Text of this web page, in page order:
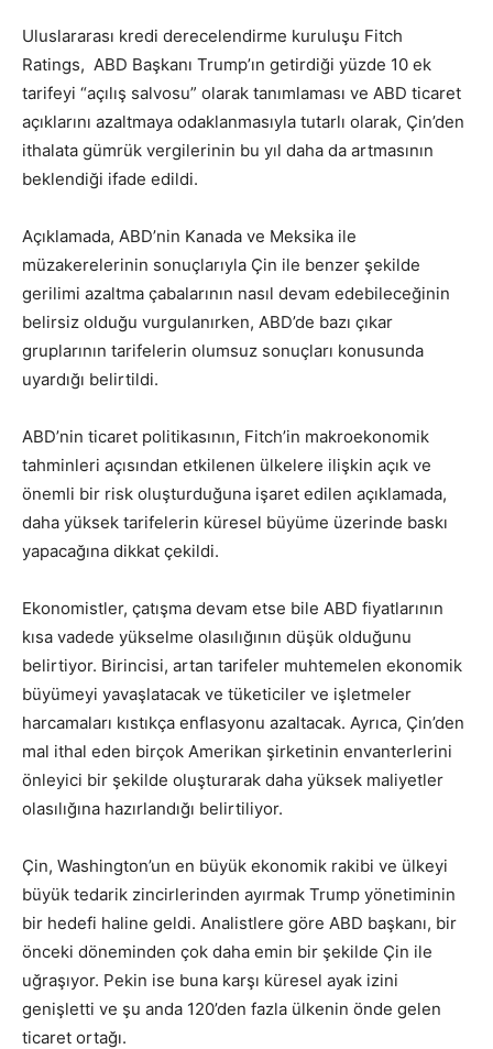
Uluslararası kredi derecelendirme kuruluşu Fitch
Ratings, ABD Başkanı Trump’ın getirdiği yüzde 10 ek
tarifeyi “açılış salvosu” olarak tanımlaması ve ABD ticaret
açıklarını azaltmaya odaklanmasıyla tutarlı olarak, Çin’den
ithalata gümrük vergilerinin bu yıl daha da artmasının
beklendiği ifade edildi.
Açıklamada, ABD’nin Kanada ve Meksika ile
müzakerelerinin sonuçlarıyla Çin ile benzer şekilde
gerilimi azaltma çabalarının nasıl devam edebileceğinin
belirsiz olduğu vurgulanırken, ABD’de bazı çıkar
gruplarının tarifelerin olumsuz sonuçları konusunda
uyardığı belirtildi.
ABD’nin ticaret politikasının, Fitch’in makroekonomik
tahminleri açısından etkilenen ülkelere ilişkin açık ve
önemli bir risk oluşturduğuna işaret edilen açıklamada,
daha yüksek tarifelerin küresel büyüme üzerinde baskı
yapacağına dikkat çekildi.
Ekonomistler, çatışma devam etse bile ABD fiyatlarının
kısa vadede yükselme olasılığının düşük olduğunu
belirtiyor. Birincisi, artan tarifeler muhtemelen ekonomik
büyümeyi yavaşlatacak ve tüketiciler ve işletmeler
harcamaları kıstıkça enflasyonu azaltacak. Ayrıca, Çin’den
mal ithal eden birçok Amerikan şirketinin envanterlerini
önleyici bir şekilde oluşturarak daha yüksek maliyetler
olasılığına hazırlandığı belirtiliyor.
Çin, Washington’un en büyük ekonomik rakibi ve ülkeyi
büyük tedarik zincirlerinden ayırmak Trump yönetiminin
bir hedefi haline geldi. Analistlere göre ABD başkanı, bir
önceki döneminden çok daha emin bir şekilde Çin ile
uğraşıyor. Pekin ise buna karşı küresel ayak izini
genişletti ve şu anda 120’den fazla ülkenin önde gelen
ticaret ortağı.